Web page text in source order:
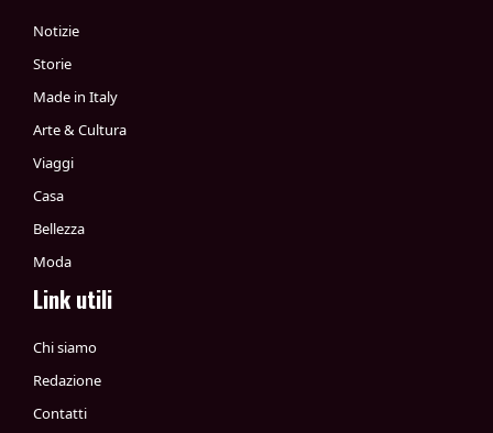
Notizie
Storie
Made in Italy
Arte & Cultura
Viaggi
Casa
Bellezza
Moda
Link utili
Chi siamo
Redazione
Contatti